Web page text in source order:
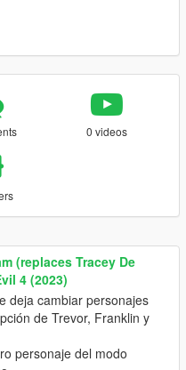
0 videos
(replaces Tracey De
4 (2023)
deja cambiar personajes
de Trevor, Franklin y
personaje del modo